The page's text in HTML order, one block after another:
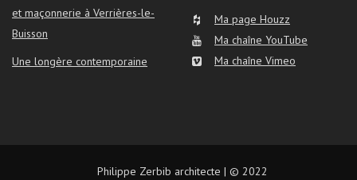
et maçonnerie à Verrières-le-
Buisson
Une longère contemporaine
Ma page Houzz
Ma chaîne YouTube
Ma chaîne Vimeo
Philippe Zerbib architecte | © 2022